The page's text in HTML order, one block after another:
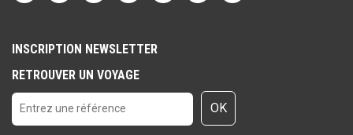
INSCRIPTION NEWSLETTER
RETROUVER UN VOYAGE
OK